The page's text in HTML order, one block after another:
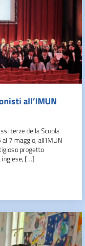
all’IMUN
terze della Scuola
7 maggio, all’IMUN
progetto
inglese, […]